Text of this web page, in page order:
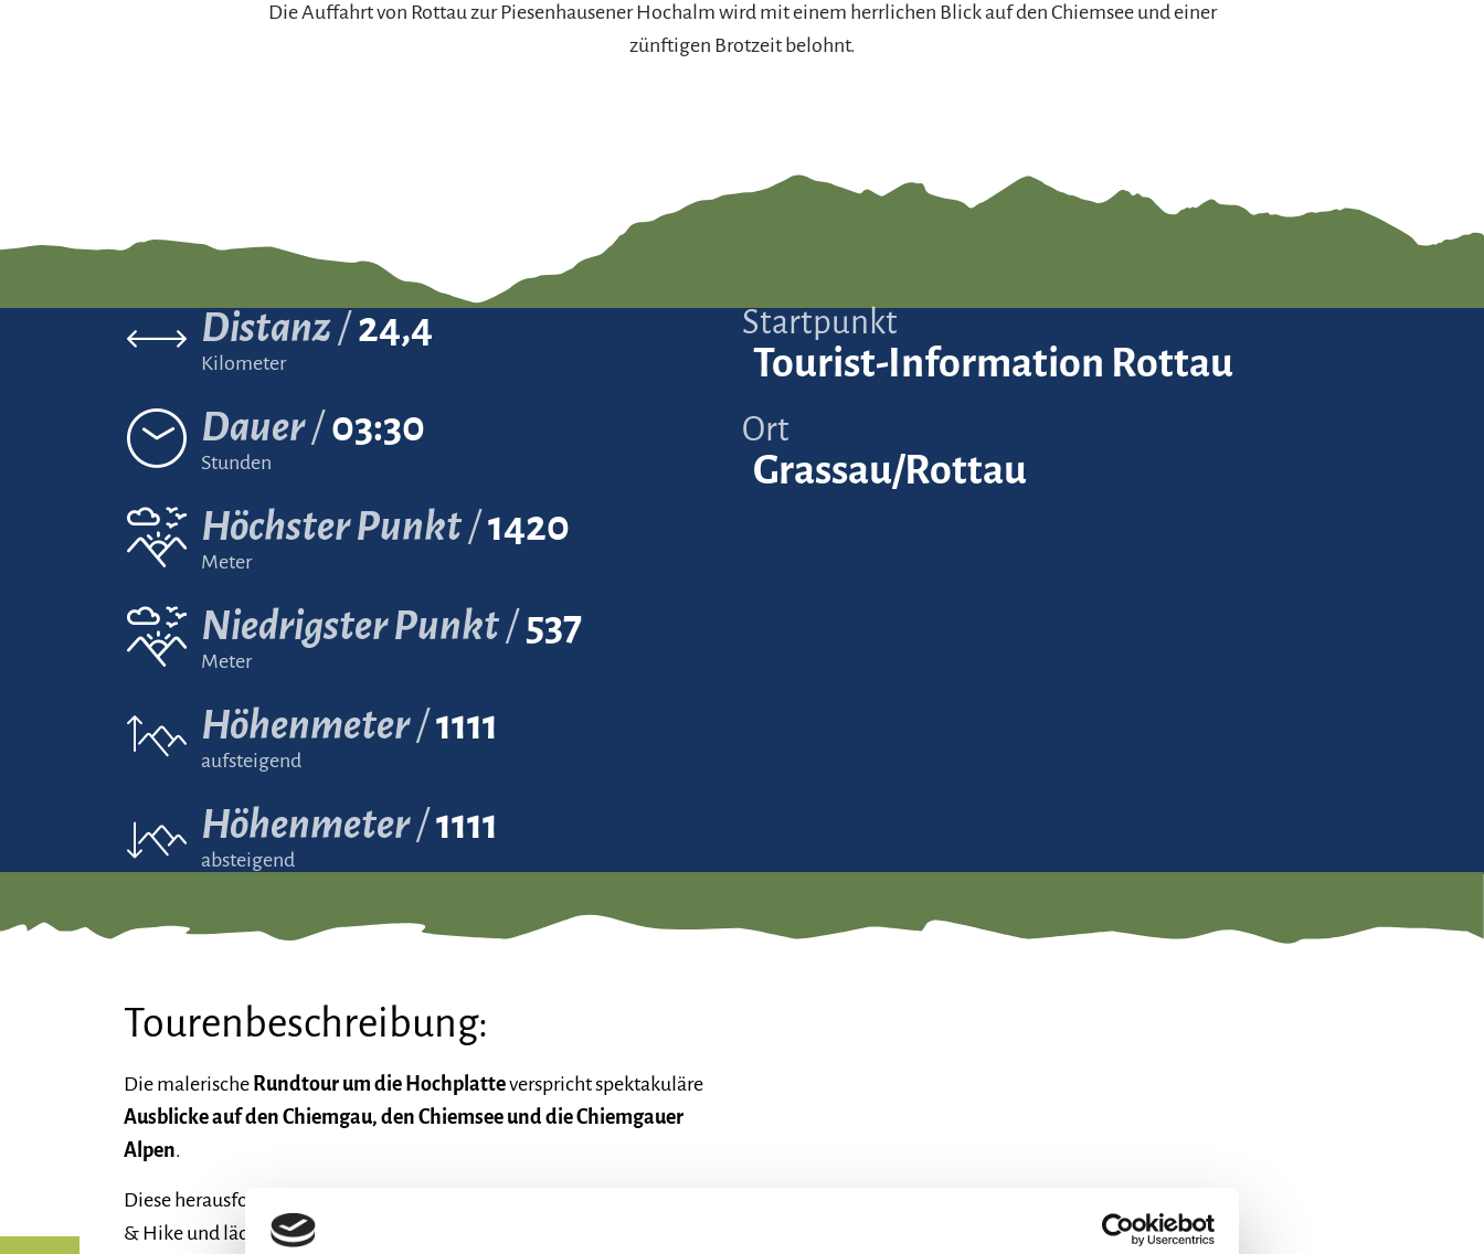
Die Auffahrt von Rottau zur Piesenhausener Hochalm wird mit einem herrlichen Blick auf den Chiemsee und einer
zünftigen Brotzeit belohnt.
Startpunkt
Tourist-Information Rottau
Ort
Grassau/Rottau
Distanz 24,4
Kilometer
Dauer 03:30
Stunden
Höchster Punkt 1420
Meter
Niedrigster Punkt 537
Meter
Höhenmeter 1111
aufsteigend
Höhenmeter 1111
absteigend
Tourenbeschreibung:
Die malerische Rundtour um die Hochplatteverspricht spektakuläre
Ausblicke auf den Chiemgau, den Chiemsee und die Chiemgauer
Alpen.
Diese herausfordernde
& Hike und lädt an mehreren Einkehrhütten entlang des Weges zu